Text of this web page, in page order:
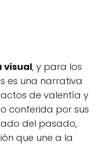
visual, y para los
es una narrativa
de valentía y
conferida por sus
del pasado,
que une a la